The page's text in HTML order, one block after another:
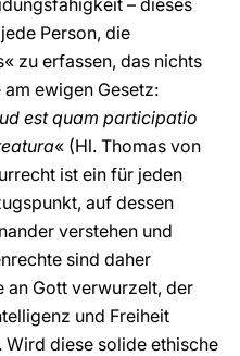
– dieses
Person, die
zu erfassen, das nichts
ewigen Gesetz:
est quam participatio
« (Hl. Thomas von
ist ein für jeden
auf dessen
verstehen und
sind daher
an Gott verwurzelt, der
und Freiheit
diese solide ethische